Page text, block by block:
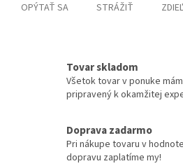
OPÝTAŤ SA STRÁŽIŤ
Tovar skladom
Všetok tovar v ponuke
pripravený k okamžitej
Doprava zadarmo
Pri nákupe tovaru v
dopravu zaplatíme my!